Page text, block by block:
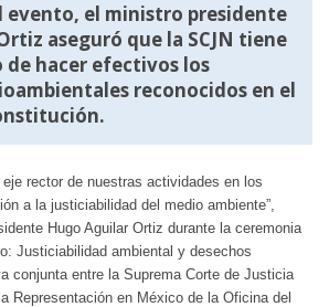
evento, el ministro presidente
aseguró que la SCJN tiene
de hacer efectivos los
reconocidos en el
rector de nuestras actividades en los
a la justiciabilidad del medio ambiente”,
Hugo Aguilar Ortiz durante la ceremonia
Justiciabilidad ambiental y desechos
conjunta entre la Suprema Corte de Justicia
Representación en México de la Oficina del